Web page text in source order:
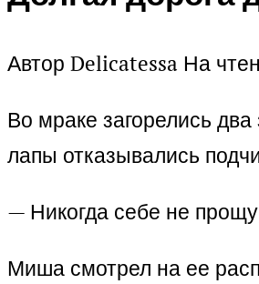
Автор Delicatessa На
Во мраке загорелись
лапы отказывались
— Никогда себе не
Миша смотрел на ее